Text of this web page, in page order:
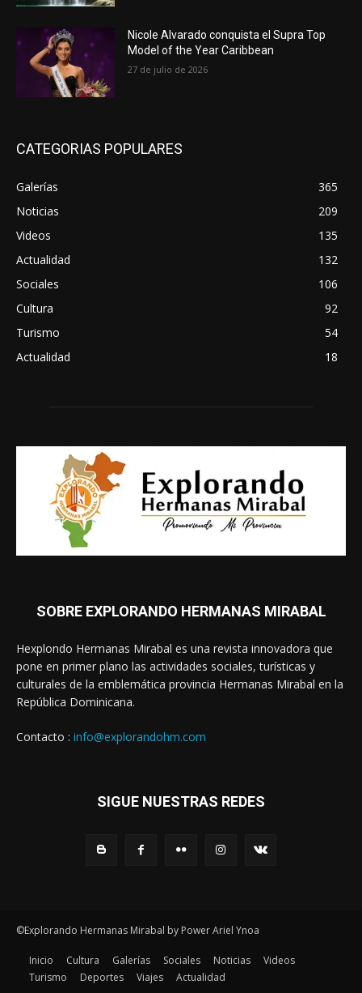
Nicole Alvarado conquista el Supra Top
Model of the Year Caribbean
27 de julio de 2026
CATEGORIAS POPULARES
Galerías
365
Noticias
209
Videos
135
Actualidad
132
Sociales
106
Cultura
92
Turismo
54
Actualidad
18
SOBRE EXPLORANDO HERMANAS MIRABAL
Hexplondo Hermanas Mirabal es una revista innovadora que
pone en primer plano las actividades sociales, turísticas y
culturales de la emblemática provincia Hermanas Mirabal en la
República Dominicana.
Contacto : info@explorandohm.com
SIGUE NUESTRAS REDES
©Explorando Hermanas Mirabal by Power Ariel Ynoa
Inicio Cultura Galerías Sociales Noticias
Videos
Turismo
Deportes Viajes Actualidad